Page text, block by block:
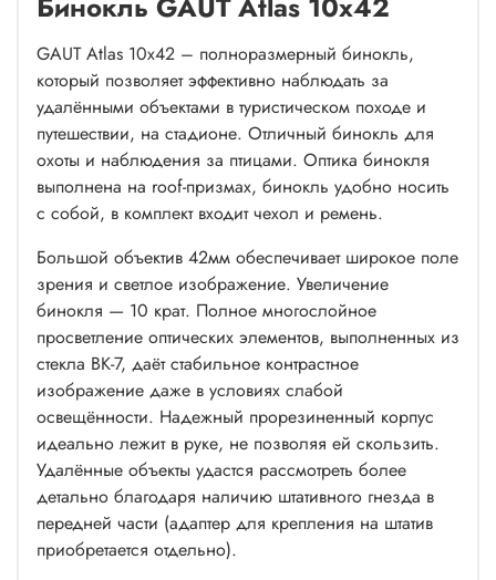
GAUT Atlas 10x42 – полноразмерный бинокль,
который позволяет эффективно наблюдать за
удалёнными объектами в туристическом походе и
путешествии, на стадионе. Отличный бинокль для
охоты и наблюдения за птицами. Оптика бинокля
выполнена на roof-призмах, бинокль удобно носить
с собой, в комплект входит чехол и ремень.
Большой объектив 42мм обеспечивает широкое поле
зрения и светлое изображение. Увеличение
бинокля — 10 крат. Полное многослойное
просветление оптических элементов, выполненных из
стекла BK-7, даёт стабильное контрастное
изображение даже в условиях слабой
освещённости. Надежный прорезиненный корпус
идеально лежит в руке, не позволяя ей скользить.
Удалённые объекты удастся рассмотреть более
детально благодаря наличию штативного гнезда в
передней части (адаптер для крепления на штатив
приобретается отдельно).